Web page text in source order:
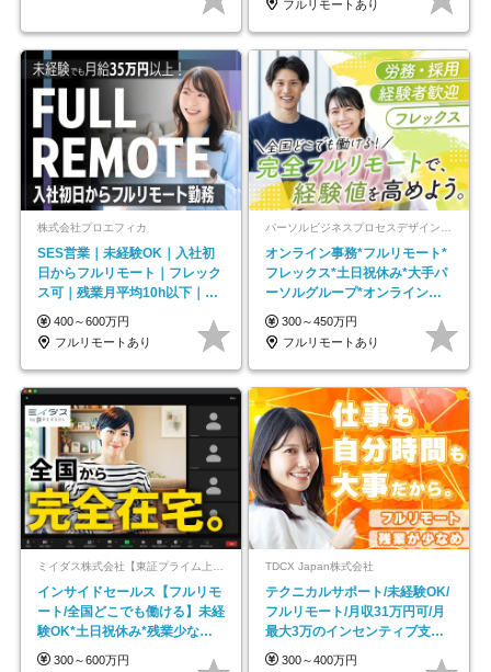
フルリモートあり
株式会社プロエフィカ
SES営業｜未経験OK｜入社初
日からフルリモート｜フレック
ス可｜残業月平均10h以下｜事
業立ち上げメンバー
400～600万円
フルリモートあり
パーソルビジネスプロセスデザイン株式会社 事業開発本部
オンライン事務*フルリモート*
フレックス*土日祝休み*大手パ
ーソルグループ*オンライン面
接*30～40代活躍中
300～450万円
フルリモートあり
インサイドセールス【フルリモ
ート/全国どこでも働ける】未経
験OK*土日祝休み*残業少なめ*
在宅勤務手当あり
300～600万円
TDCX Japan株式会社
テクニカルサポート/未経験OK/
フルリモート/月収31万円可/月
最大3万のインセンティブ支給/
平均年齢33歳
300～400万円